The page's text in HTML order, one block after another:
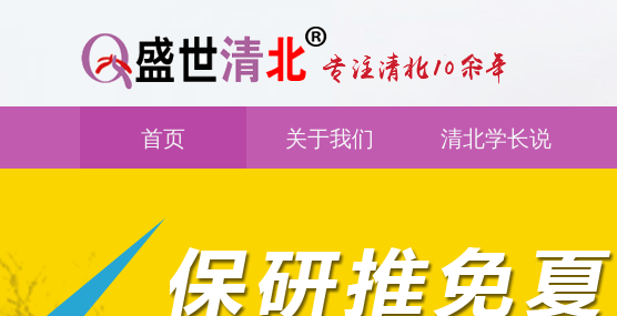
首页 关于我们 清北学长说